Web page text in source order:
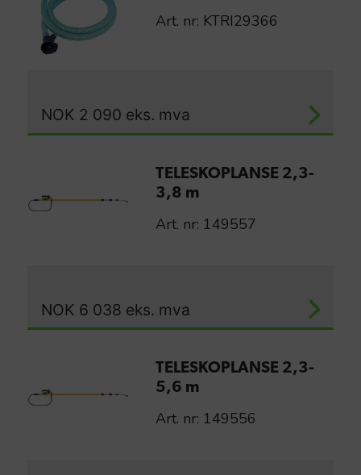
Art. nr: KTRI29366
NOK 2 090 eks. mva
TELESKOPLANSE 2,3-
3,8 m
Art. nr: 149557
NOK 6 038 eks. mva
TELESKOPLANSE 2,3-
5,6 m
Art. nr: 149556